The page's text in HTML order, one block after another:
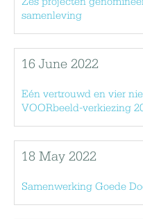
samenleving
16 June 2022
Eén vertrouwd en vier
VOORbeeld-verkiezing
18 May 2022
Samenwerking Goede